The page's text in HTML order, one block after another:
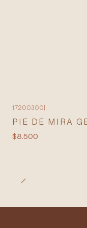
17200300
PIE DE MIRA
$8.500